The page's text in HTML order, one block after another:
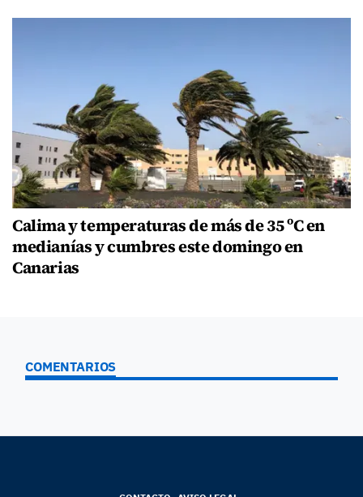
Calima y temperaturas de más de 35 ºC en
medianías y cumbres este domingo en
Canarias
COMENTARIOS